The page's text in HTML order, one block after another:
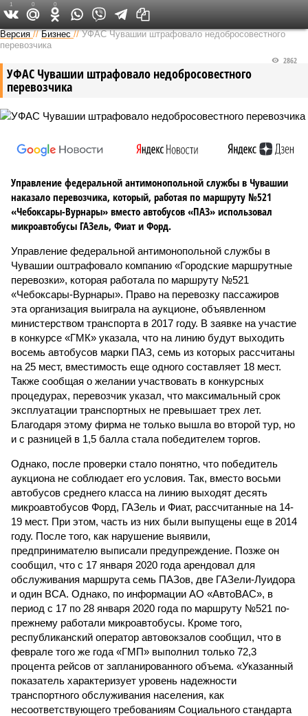
Версия в Чувашии
Версия //Бизнес //УФАС Чувашии штрафовало недобросовестного
перевозчика
УФАС Чувашии штрафовало недобросовестного
перевозчика
2862
Управление федеральной антимонопольной службы в Чувашии
наказало перевозчика, который, работая по маршруту №521
«Чебоксары-Вурнары» вместо автобусов «ПАЗ» использовал
микроавтобусы ГАЗель, Фиат и Форд.
Управление федеральной антимонопольной службы в
Чувашии оштрафовало компанию «Городские маршрутные
перевозки», которая работала по маршруту №521
«Чебоксары-Вурнары». Право на перевозку пассажиров
эта организация выиграла на аукционе, объявленном
министерством транспорта в 2017 году. В заявке на участие
в конкурсе «ГМК» указала, что на линию будут выходить
восемь автобусов марки ПАЗ, семь из которых рассчитаны
на 25 мест, вместимость еще одного составляет 18 мест.
Также сообщая о желании участвовать в конкурсных
процедурах, перевозчик указал, что максимальный срок
эксплуатации транспортных не превышает трех лет.
Благодаря этому фирма не только вышла во второй тур, но
и с разницей в 1,5 балла стала победителем торгов.
Однако, после проверки стало понятно, что победитель
аукциона не соблюдает его условия. Так, вместо восьми
автобусов среднего класса на линию выходят десять
микроавтобусов Форд, ГАЗель и Фиат, рассчитанные на 14-
19 мест. При этом, часть из них были выпущены еще в 2014
году. После того, как нарушение выявили,
предпринимателю выписали предупреждение. Позже он
сообщил, что с 17 января 2020 года арендовал для
обслуживания маршрута семь ПАЗов, две ГАЗели-Луидора
и один ВСА. Однако, по информации АО «АвтоВАС», в
период с 17 по 28 января 2020 года по маршруту №521 по-
прежнему работали микроавтобусы. Кроме того,
республиканский оператор автовокзалов сообщил, что в
феврале того же года «ГМП» выполнил только 72,3
процента рейсов от запланированного объема. «Указанный
показатель характеризует уровень надежности
транспортного обслуживания населения, как
несоответствующего требованиям Социального стандарта
1 0 0